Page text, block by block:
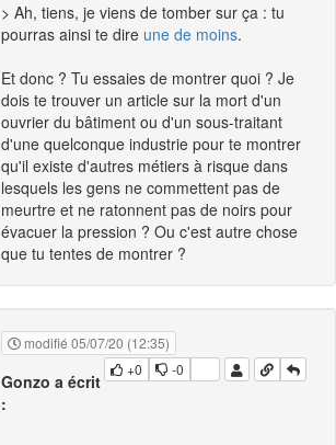
> Ah, tiens, je viens de tomber sur ça : tu
pourras ainsi te dire une de moins.
Et donc ? Tu essaies de montrer quoi ? Je
dois te trouver un article sur la mort d'un
ouvrier du bâtiment ou d'un sous-traitant
d'une quelconque industrie pour te montrer
qu'il existe d'autres métiers à risque dans
lesquels les gens ne commettent pas de
meurtre et ne ratonnent pas de noirs pour
évacuer la pression ? Ou c'est autre chose
que tu tentes de montrer ?
modifié 05/07/20 (12:35)
+0
-0
Gonzo a écrit
: